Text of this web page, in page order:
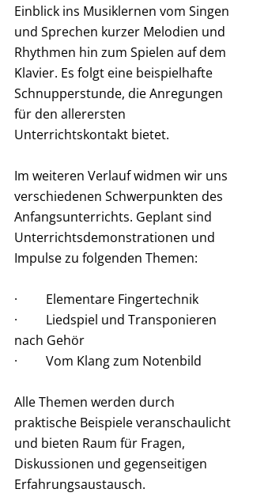
Einblick ins Musiklernen vom Singen
und Sprechen kurzer Melodien und
Rhythmen hin zum Spielen auf dem
Klavier. Es folgt eine beispielhafte
Schnupperstunde, die Anregungen
für den allerersten
Unterrichtskontakt bietet.
Im weiteren Verlauf widmen wir uns
verschiedenen Schwerpunkten des
Anfangsunterrichts. Geplant sind
Unterrichtsdemonstrationen und
Impulse zu folgenden Themen:
·         Elementare Fingertechnik
·         Liedspiel und Transponieren
nach Gehör
·         Vom Klang zum Notenbild
Alle Themen werden durch
praktische Beispiele veranschaulicht
und bieten Raum für Fragen,
Diskussionen und gegenseitigen
Erfahrungsaustausch.